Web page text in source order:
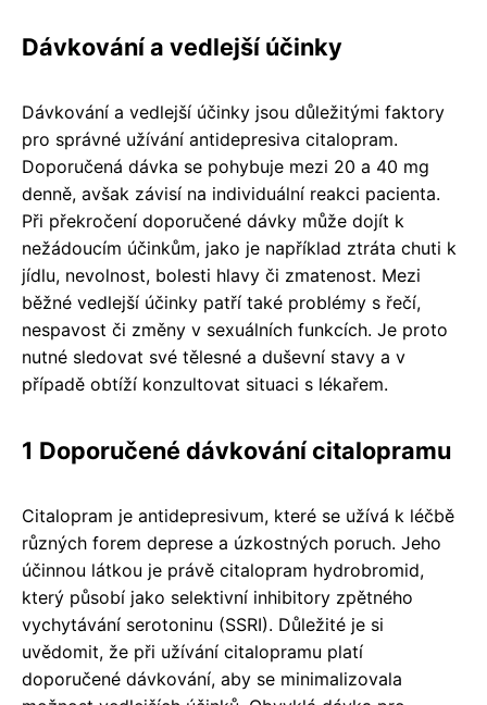
Dávkování a vedlejší účinky
Dávkování a vedlejší účinky jsou důležitými faktory
pro správné užívání antidepresiva citalopram.
Doporučená dávka se pohybuje mezi 20 a 40 mg
denně, avšak závisí na individuální reakci pacienta.
Při překročení doporučené dávky může dojít k
nežádoucím účinkům, jako je například ztráta chuti k
jídlu, nevolnost, bolesti hlavy či zmatenost. Mezi
běžné vedlejší účinky patří také problémy s řečí,
nespavost či změny v sexuálních funkcích. Je proto
nutné sledovat své tělesné a duševní stavy a v
případě obtíží konzultovat situaci s lékařem.
1 Doporučené dávkování citalopramu
Citalopram je antidepresivum, které se užívá k léčbě
různých forem deprese a úzkostných poruch. Jeho
účinnou látkou je právě citalopram hydrobromid,
který působí jako selektivní inhibitory zpětného
vychytávání serotoninu (SSRI). Důležité je si
uvědomit, že při užívání citalopramu platí
doporučené dávkování, aby se minimalizovala